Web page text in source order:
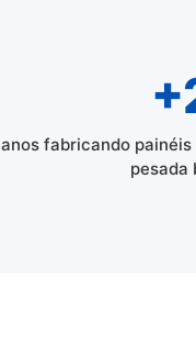
anos fabricando
pesada